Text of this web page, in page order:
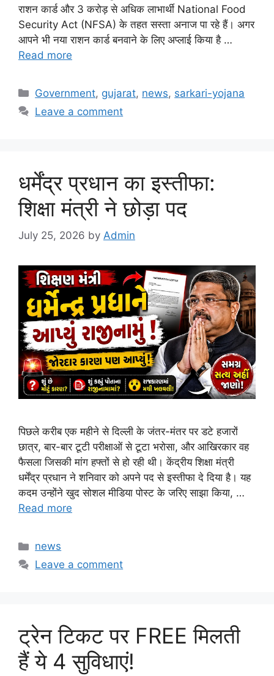
राशन कार्ड और 3 करोड़ से अधिक लाभार्थी National Food
Security Act (NFSA) के तहत सस्ता अनाज पा रहे हैं। अगर
आपने भी नया राशन कार्ड बनवाने के लिए अप्लाई किया है …
Read more
Categories
Government, gujarat, news, sarkari-yojana
Leave a comment
धर्मेंद्र प्रधान का इस्तीफा:
शिक्षा मंत्री ने छोड़ा पद
July 25, 2026 by Admin
पिछले करीब एक महीने से दिल्ली के जंतर-मंतर पर डटे हजारों
छात्र, बार-बार टूटी परीक्षाओं से टूटा भरोसा, और आखिरकार वह
फैसला जिसकी मांग हफ्तों से हो रही थी। केंद्रीय शिक्षा मंत्री
धर्मेंद्र प्रधान ने शनिवार को अपने पद से इस्तीफा दे दिया है। यह
कदम उन्होंने खुद सोशल मीडिया पोस्ट के जरिए साझा किया, …
Read more
Categories
news
Leave a comment
ट्रेन टिकट पर FREE मिलती
हैं ये 4 सुविधाएं!